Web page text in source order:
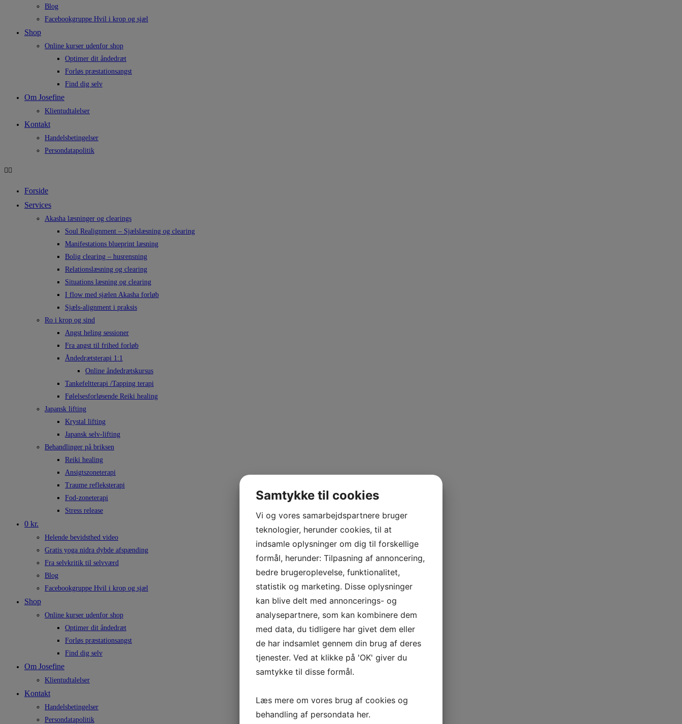
Blog
Facebookgruppe Hvil i krop og sjæl
Shop
Online kurser udenfor shop
Optimer dit åndedræt
Forløs præstationsangst
Find dig selv
Om Josefine
Klientudtalelser
Kontakt
Handelsbetingelser
Persondatapolitik
Forside
Services
Akasha læsninger og clearings
Soul Realignment – Sjælslæsning og clearing
Manifestations blueprint læsning
Bolig clearing – husrensning
Relationslæsning og clearing
Situations læsning og clearing
I flow med sjælen Akasha forløb
Sjæls-alignment i praksis
Ro i krop og sind
Angst heling sessioner
Fra angst til frihed forløb
Åndedrætsterapi 1:1
Online åndedrætskursus
Tankefeltterapi /Tapping terapi
Følelsesforløsende Reiki healing
Japansk lifting
Krystal lifting
Japansk selv-lifting
Behandlinger på briksen
Reiki healing
Ansigtszoneterapi
Traume refleksterapi
Fod-zoneterapi
Stress release
0 kr.
Helende bevidsthed video
Gratis yoga nidra dybde afspænding
Fra selvkritik til selvværd
Blog
Facebookgruppe Hvil i krop og sjæl
Shop
Online kurser udenfor shop
Optimer dit åndedræt
Forløs præstationsangst
Find dig selv
Om Josefine
Klientudtalelser
Kontakt
Handelsbetingelser
Persondatapolitik
Samtykke til cookies
Vi og vores samarbejdspartnere bruger
teknologier, herunder cookies, til at
indsamle oplysninger om dig til forskellige
formål, herunder: Tilpasning af annoncering,
bedre brugeroplevelse, funktionalitet,
statistik og marketing. Disse oplysninger
kan blive delt med annoncerings- og
analysepartnere, som kan kombinere dem
med data, du tidligere har givet dem eller
de har indsamlet gennem din brug af deres
tjenester. Ved at klikke på 'OK' giver du
samtykke til disse formål.
Læs mere om vores brug af cookies og
behandling af persondata her.